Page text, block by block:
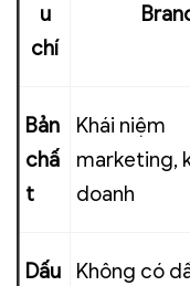
u
chí
Bản
chấ
t
Khái niệm
marketing,
doanh
Dấu
Không có